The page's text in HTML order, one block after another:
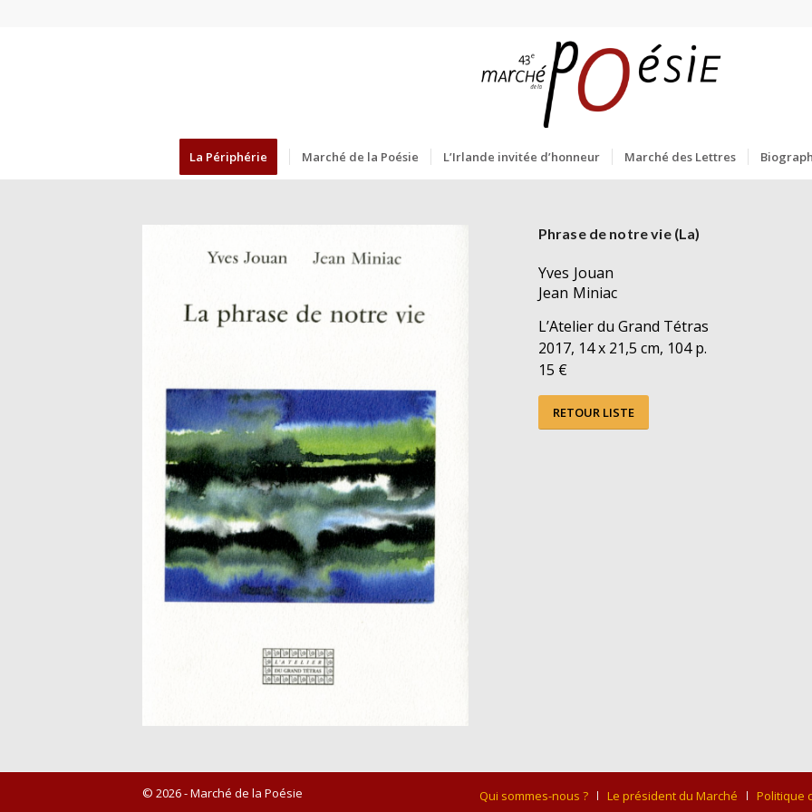
La Périphérie Marché de la Poésie L’Irlande invitée d’honneur Marché des Lettres
Phrase de notre vie (La)
Yves Jouan
Jean Miniac
L’Atelier du Grand Tétras
2017, 14 x 21,5 cm, 104 p.
15 €
RETOUR LISTE
© 2026 - Marché de la Poésie Qui sommes-nous ? Le président du Marché Politique